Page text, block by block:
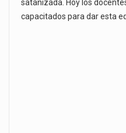
satanizada. Hoy los
capacitados para dar esta